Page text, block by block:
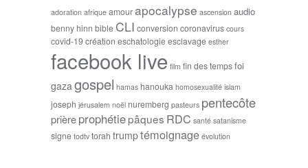
adoration afrique amourapocalypse ascension audio
benny hinn bible CLI conversion coronavirus cours
covid-19création eschatologieesclavage esther
facebook live film fin des tempsfoi
gaza gospel hamas hanouka homosexualité islam
joseph jérusalem noël nuremberg pasteurs pentecôte
prièreprophétiepâques RDC santé satanisme
signe todtv torah trumptémoignage évolution